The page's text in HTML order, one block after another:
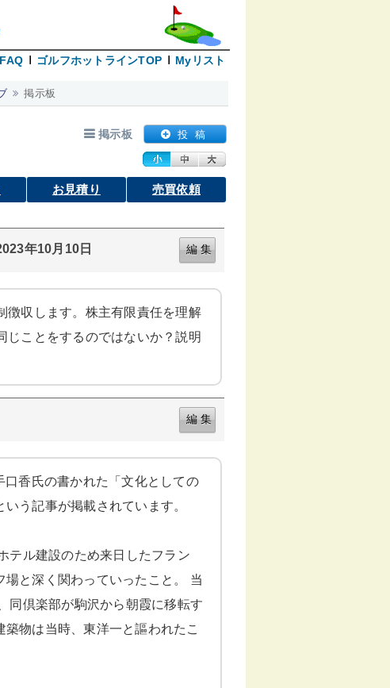
ゴルフホットラインTOP Myリスト
掲示板
掲示板 投 稿
お見積り 売買依頼
年10月10日
徴収します。株主有限責任を理解
じことをするのではないか？説明
香氏の書かれた「文化としての
う記事が掲載されています。
テル建設のため来日したフラン
と深く関わっていったこと。 当
同倶楽部が駒沢から朝霞に移転す
物は当時、東洋一と謳われたこ